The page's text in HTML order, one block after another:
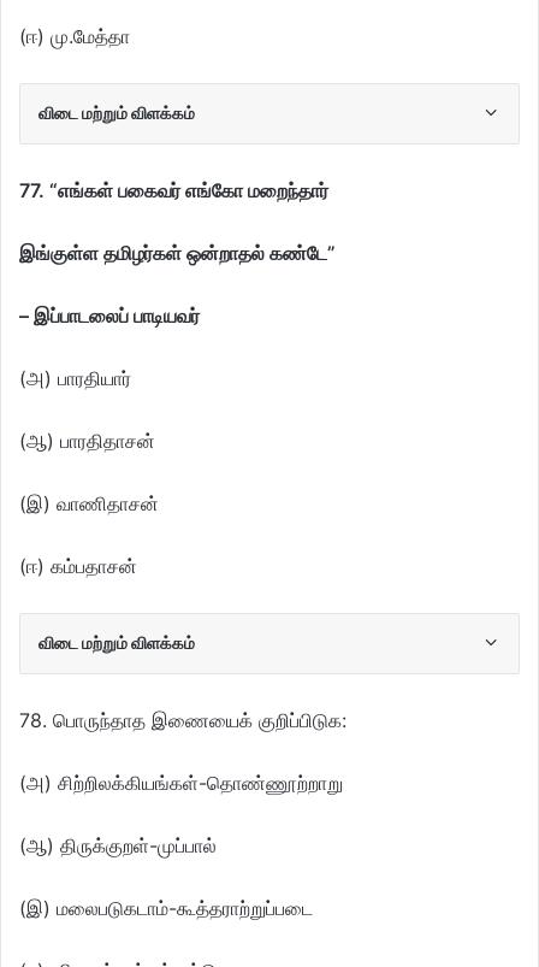
(ஈ) மு.மேத்தா
விடை மற்றும் விளக்கம்
77. “எங்கள் பகைவர் எங்கோ மறைந்தார்
இங்குள்ள தமிழர்கள் ஒன்றாதல் கண்டே”
– இப்பாடலைப் பாடியவர்
(அ) பாரதியார்
(ஆ) பாரதிதாசன்
(இ) வாணிதாசன்
(ஈ) கம்பதாசன்
விடை மற்றும் விளக்கம்
78. பொருந்தாத இணையைக் குறிப்பிடுக:
(அ) சிற்றிலக்கியங்கள்-தொண்ணூற்றாறு
(ஆ) திருக்குறள்-முப்பால்
(இ) மலைபடுகடாம்-கூத்தராற்றுப்படை